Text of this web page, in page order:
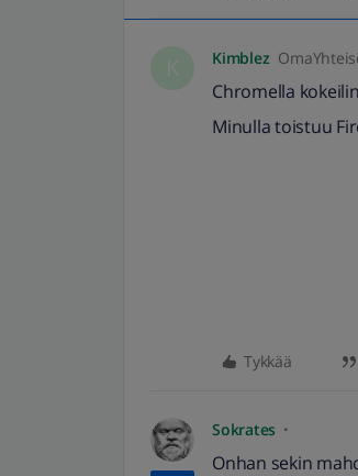
Kimblez
Chromella
Minulla toistuu
Tykkää
Sokrates
Onhan sekin